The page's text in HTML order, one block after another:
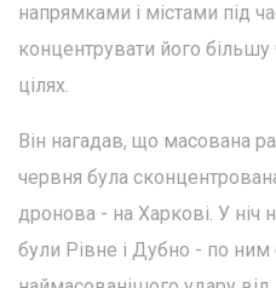
напрямками і містами під
концентрувати його
цілях.
Він нагадав, що масована
червня була
дронова - на Харкові. У ніч
були Рівне і Дубно - по ним